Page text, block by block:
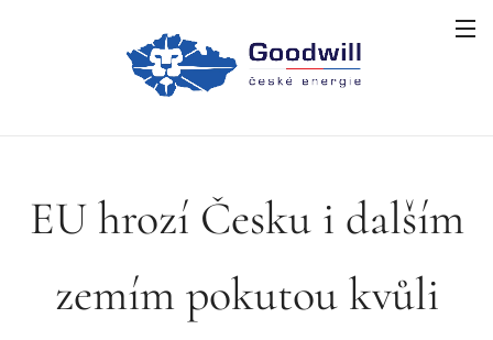
EU hrozí Česku i dalším
zemím pokutou kvůli